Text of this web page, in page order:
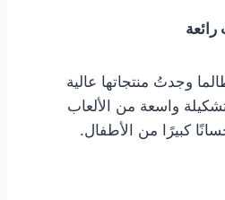
رائعة
وجدتُ منتجاتها عالية
واسعة من الألعاب
كبيرًا من الأطفال.